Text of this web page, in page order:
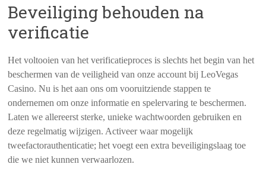
Beveiliging behouden na
verificatie
Het voltooien van het verificatieproces is slechts het begin van het
beschermen van de veiligheid van onze account bij LeoVegas
Casino. Nu is het aan ons om vooruitziende stappen te
ondernemen om onze informatie en spelervaring te beschermen.
Laten we allereerst sterke, unieke wachtwoorden gebruiken en
deze regelmatig wijzigen. Activeer waar mogelijk
tweefactorauthenticatie; het voegt een extra beveiligingslaag toe
die we niet kunnen verwaarlozen.